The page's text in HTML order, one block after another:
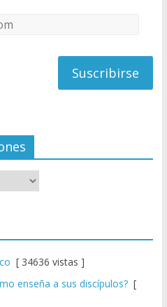
[ 34636 vistas ]
enseña a sus discípulos?[